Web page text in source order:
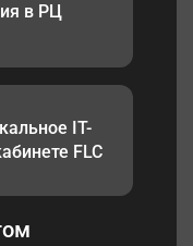
в РЦ
IT-
FLC